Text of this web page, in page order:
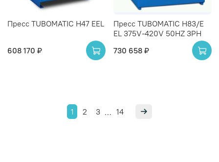
Пресс TUBOMATIC H47 EEL
608 170 ₽
Пресс TUBOMATIC H83/E
EL 375V-420V 50HZ 3PH
730 658 ₽
1 2 3 … 14